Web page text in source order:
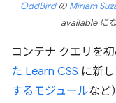
OddBirdの Miriam
available に
コンテナ クエリを
た Learn CSS に新
するモジュールなど